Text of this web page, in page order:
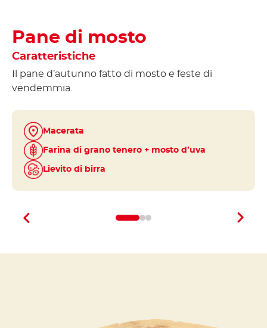
Pane di mosto
Caratteristiche
Il pane d’autunno fatto di mosto e feste di
vendemmia.
Macerata
Farina di grano tenero + mosto d’uva
Lievito di birra